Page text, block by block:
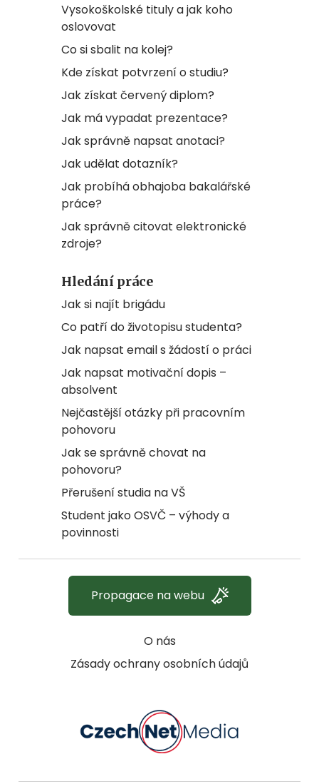
Vysokoškolské tituly a jak koho
oslovovat
Co si sbalit na kolej?
Kde získat potvrzení o studiu?
Jak získat červený diplom?
Jak má vypadat prezentace?
Jak správně napsat anotaci?
Jak udělat dotazník?
Jak probíhá obhajoba bakalářské
práce?
Jak správně citovat elektronické
zdroje?
Hledání práce
Jak si najít brigádu
Co patří do životopisu studenta?
Jak napsat email s žádostí o práci
Jak napsat motivační dopis –
absolvent
Nejčastější otázky při pracovním
pohovoru
Jak se správně chovat na
pohovoru?
Přerušení studia na VŠ
Student jako OSVČ – výhody a
povinnosti
O nás
Zásady ochrany osobních údajů
Propagace na webu